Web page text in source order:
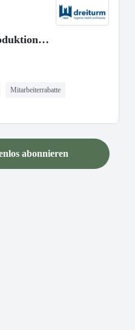
Mitarbeiterrabatte
abonnieren